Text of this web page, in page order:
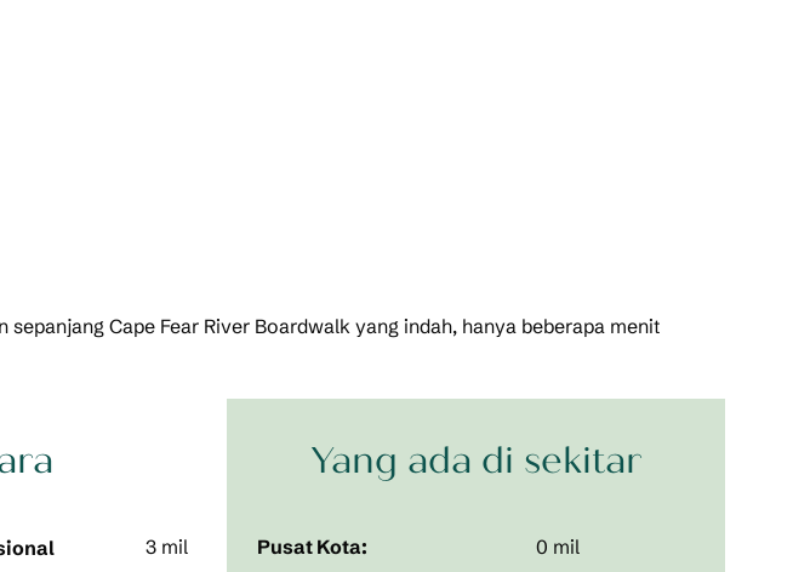
Cape Fear River Boardwalk yang indah, hanya beberapa menit
3 mil
Yang ada di sekitar
Pusat Kota:
0 mil